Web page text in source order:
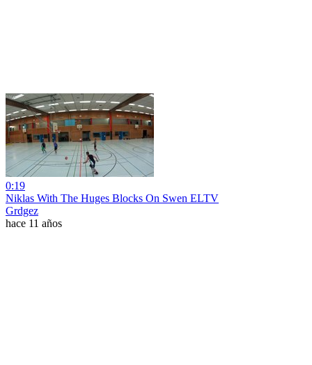
0:19
Niklas With The Huges Blocks On Swen ELTV
Grdgez
hace 11 años